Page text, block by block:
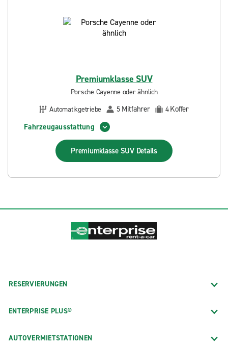
Premiumklasse SUV
Porsche Cayenne oder ähnlich
Automatikgetriebe
5 Mitfahrer 4Koffer
Fahrzeugausstattung
Premiumklasse SUV Details
RESERVIERUNGEN
ENTERPRISE PLUS®
AUTOVERMIETSTATIONEN